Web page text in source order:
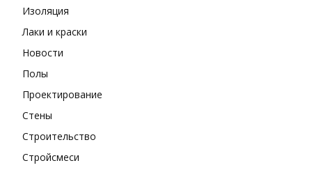
Изоляция
Лаки и краски
Новости
Полы
Проектирование
Стены
Строительство
Стройсмеси